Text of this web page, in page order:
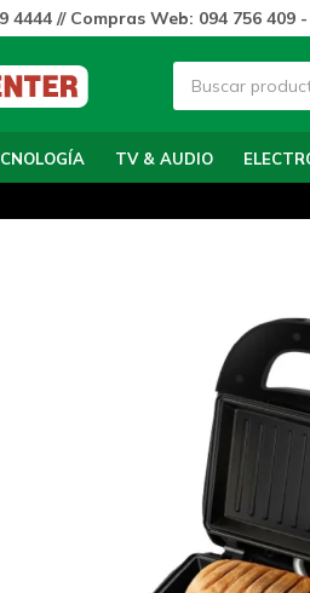
TV & AUDIO
4444 // Compras Web: 094 756 409